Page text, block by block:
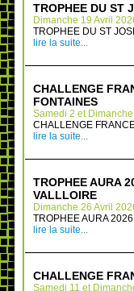
TROPHEE DU ST
Dimanche 19 Avril
TROPHEE DU ST
lire la suite...
CHALLENGE
FONTAINES
Samedi 2 et
CHALLENGE
lire la suite...
TROPHEE AURA
VALLLOIRE
Dimanche 26 Avril
TROPHEE AURA
lire la suite...
CHALLENGE
Samedi 11 et